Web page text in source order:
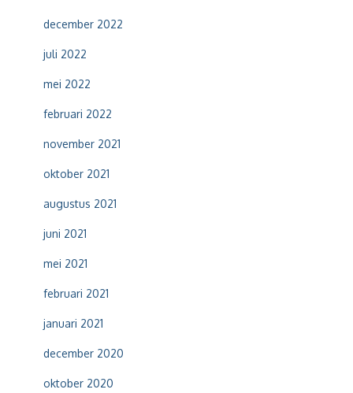
december 2022
juli 2022
mei 2022
februari 2022
november 2021
oktober 2021
augustus 2021
juni 2021
mei 2021
februari 2021
januari 2021
december 2020
oktober 2020